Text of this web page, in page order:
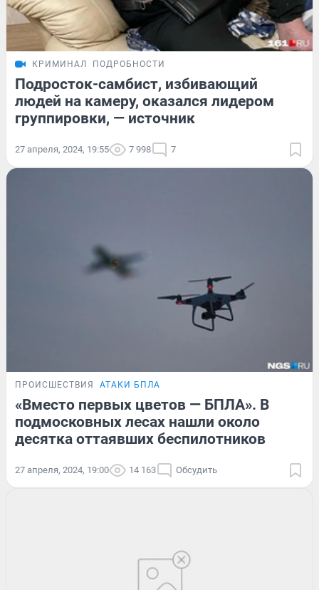
КРИМИНАЛ ПОДРОБНОСТИ
Подросток-самбист, избивающий
людей на камеру, оказался лидером
группировки, — источник
27 апреля, 2024, 19:55 7 998 7
ПРОИСШЕСТВИЯ АТАКИ БПЛА
«Вместо первых цветов — БПЛА». В
подмосковных лесах нашли около
десятка оттаявших беспилотников
27 апреля, 2024, 19:00 14 163 Обсудить